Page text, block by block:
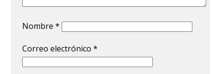
Nombre*
Correo electrónico*